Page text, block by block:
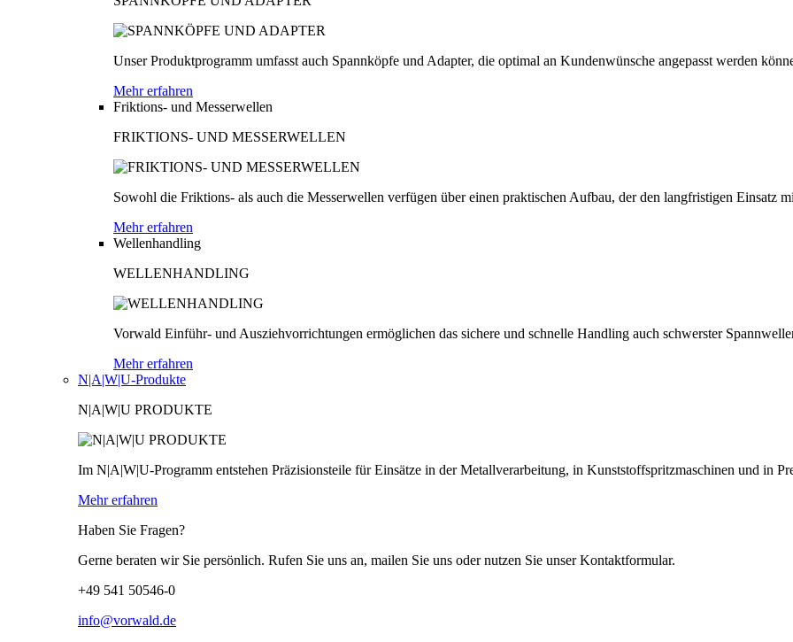
Unser Produktprogramm umfasst auch Spannköpfe und Adapter, die optimal an Kundenwünsche angepasst werden
Mehr erfahren
Friktions- und Messerwellen
FRIKTIONS- UND MESSERWELLEN
Sowohl die Friktions- als auch die Messerwellen verfügen über einen praktischen Aufbau, der den langfristigen Einsatz
Mehr erfahren
Wellenhandling
WELLENHANDLING
Vorwald Einführ- und Ausziehvorrichtungen ermöglichen das sichere und schnelle Handling auch schwerster
Mehr erfahren
N|A|W|U-Produkte
N|A|W|U PRODUKTE
Im N|A|W|U-Programm entstehen Präzisionsteile für Einsätze in der Metallverarbeitung, in Kunststoffspritzmaschinen und in
Mehr erfahren
Haben Sie Fragen?
Gerne beraten wir Sie persönlich. Rufen Sie uns an, mailen Sie uns oder nutzen Sie unser Kontaktformular.
+49 541 50546-0
info@vorwald.de